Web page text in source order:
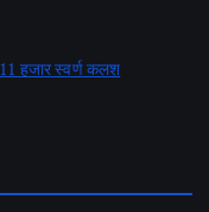
11 हजार स्वर्ण कलश